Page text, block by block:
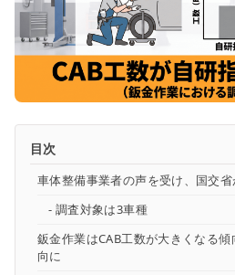
目次
車体整備事業者の声を受け、国交
調査対象は3車種
鈑金作業はCAB工数が大きくなる
向に